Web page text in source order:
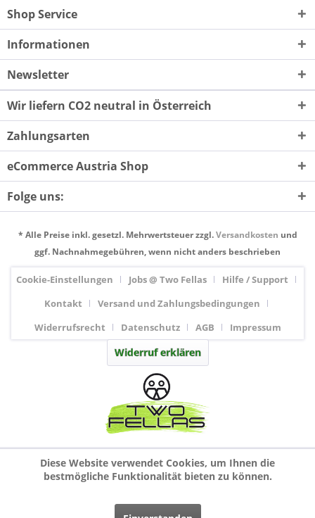
Shop Service
Informationen
Newsletter
Wir liefern CO2 neutral in Österreich
Zahlungsarten
eCommerce Austria Shop
Folge uns:
* Alle Preise inkl. gesetzl. Mehrwertsteuer zzgl.Versandkosten und
ggf. Nachnahmegebühren, wenn nicht anders beschrieben
Cookie-Einstellungen Jobs @ Two Fellas
Hilfe / Support
Kontakt
Versand und Zahlungsbedingungen
Widerrufsrecht
Datenschutz AGB Impressum
Widerruf erklären
Diese Website verwendet Cookies, um Ihnen die
bestmögliche Funktionalität bieten zu können.